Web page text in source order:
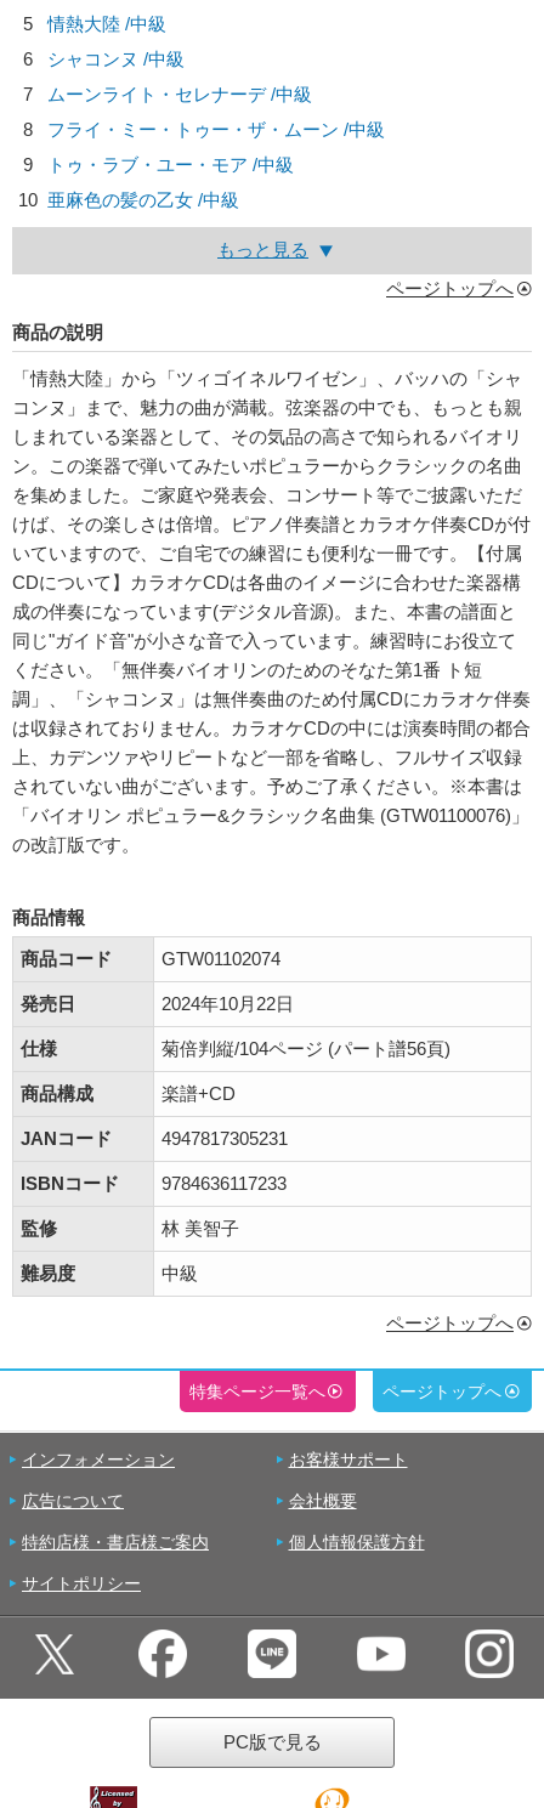
5
情熱大陸 /中級
6
シャコンヌ /中級
7
ムーンライト・セレナーデ /中級
8
フライ・ミー・トゥー・ザ・ムーン /中級
9
トゥ・ラブ・ユー・モア /中級
10 亜麻色の髪の乙女 /中級
もっと見る
ページトップへ
商品の説明
「情熱大陸」から「ツィゴイネルワイゼン」、バッハの「シャ
コンヌ」まで、魅力の曲が満載。弦楽器の中でも、もっとも親
しまれている楽器として、その気品の高さで知られるバイオリ
ン。この楽器で弾いてみたいポピュラーからクラシックの名曲
を集めました。ご家庭や発表会、コンサート等でご披露いただ
けば、その楽しさは倍増。ピアノ伴奏譜とカラオケ伴奏CDが付
いていますので、ご自宅での練習にも便利な一冊です。【付属
CDについて】カラオケCDは各曲のイメージに合わせた楽器構
成の伴奏になっています(デジタル音源)。また、本書の譜面と
同じ"ガイド音"が小さな音で入っています。練習時にお役立て
ください。「無伴奏バイオリンのためのそなた第1番 ト短
調」、「シャコンヌ」は無伴奏曲のため付属CDにカラオケ伴奏
は収録されておりません。カラオケCDの中には演奏時間の都合
上、カデンツァやリピートなど一部を省略し、フルサイズ収録
されていない曲がございます。予めご了承ください。※本書は
「バイオリン ポピュラー&クラシック名曲集 (GTW01100076)」
の改訂版です。
商品情報
商品コード
GTW01102074
発売日 2024年10月22日
仕様 菊倍判縦/104ページ (パート譜56頁)
商品構成 楽譜+CD
JANコード 4947817305231
ISBNコード 9784636117233
監修 林 美智子
難易度 中級
ページトップへ
特集ページ一覧へ ページトップへ
インフォメーション お客様サポート
広告について 会社概要
特約店様・書店様ご案内 個人情報保護方針
サイトポリシー
PC版で見る